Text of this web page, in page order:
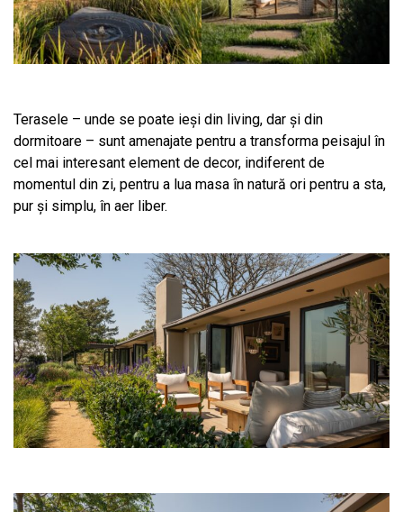
Terasele – unde se poate ieși din living, dar și din
dormitoare – sunt amenajate pentru a transforma peisajul în
cel mai interesant element de decor, indiferent de
momentul din zi, pentru a lua masa în natură ori pentru a sta,
pur și simplu, în aer liber.